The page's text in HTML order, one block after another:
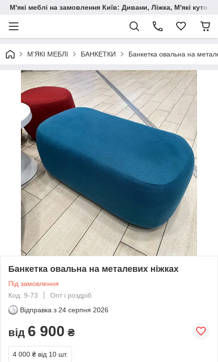
М'які меблі на замовлення Київ: Дивани, Ліжка, М'які
М'ЯКІ МЕБЛІ БАНКЕТКИ Банкетка овальна на
Банкетка овальна на металевих ніжках
Під замовлення
Код: 9-73
Опт і роздріб
Відправка з 24 серпня 2026
від 6 900 ₴
4 000 ₴ від 10 шт.